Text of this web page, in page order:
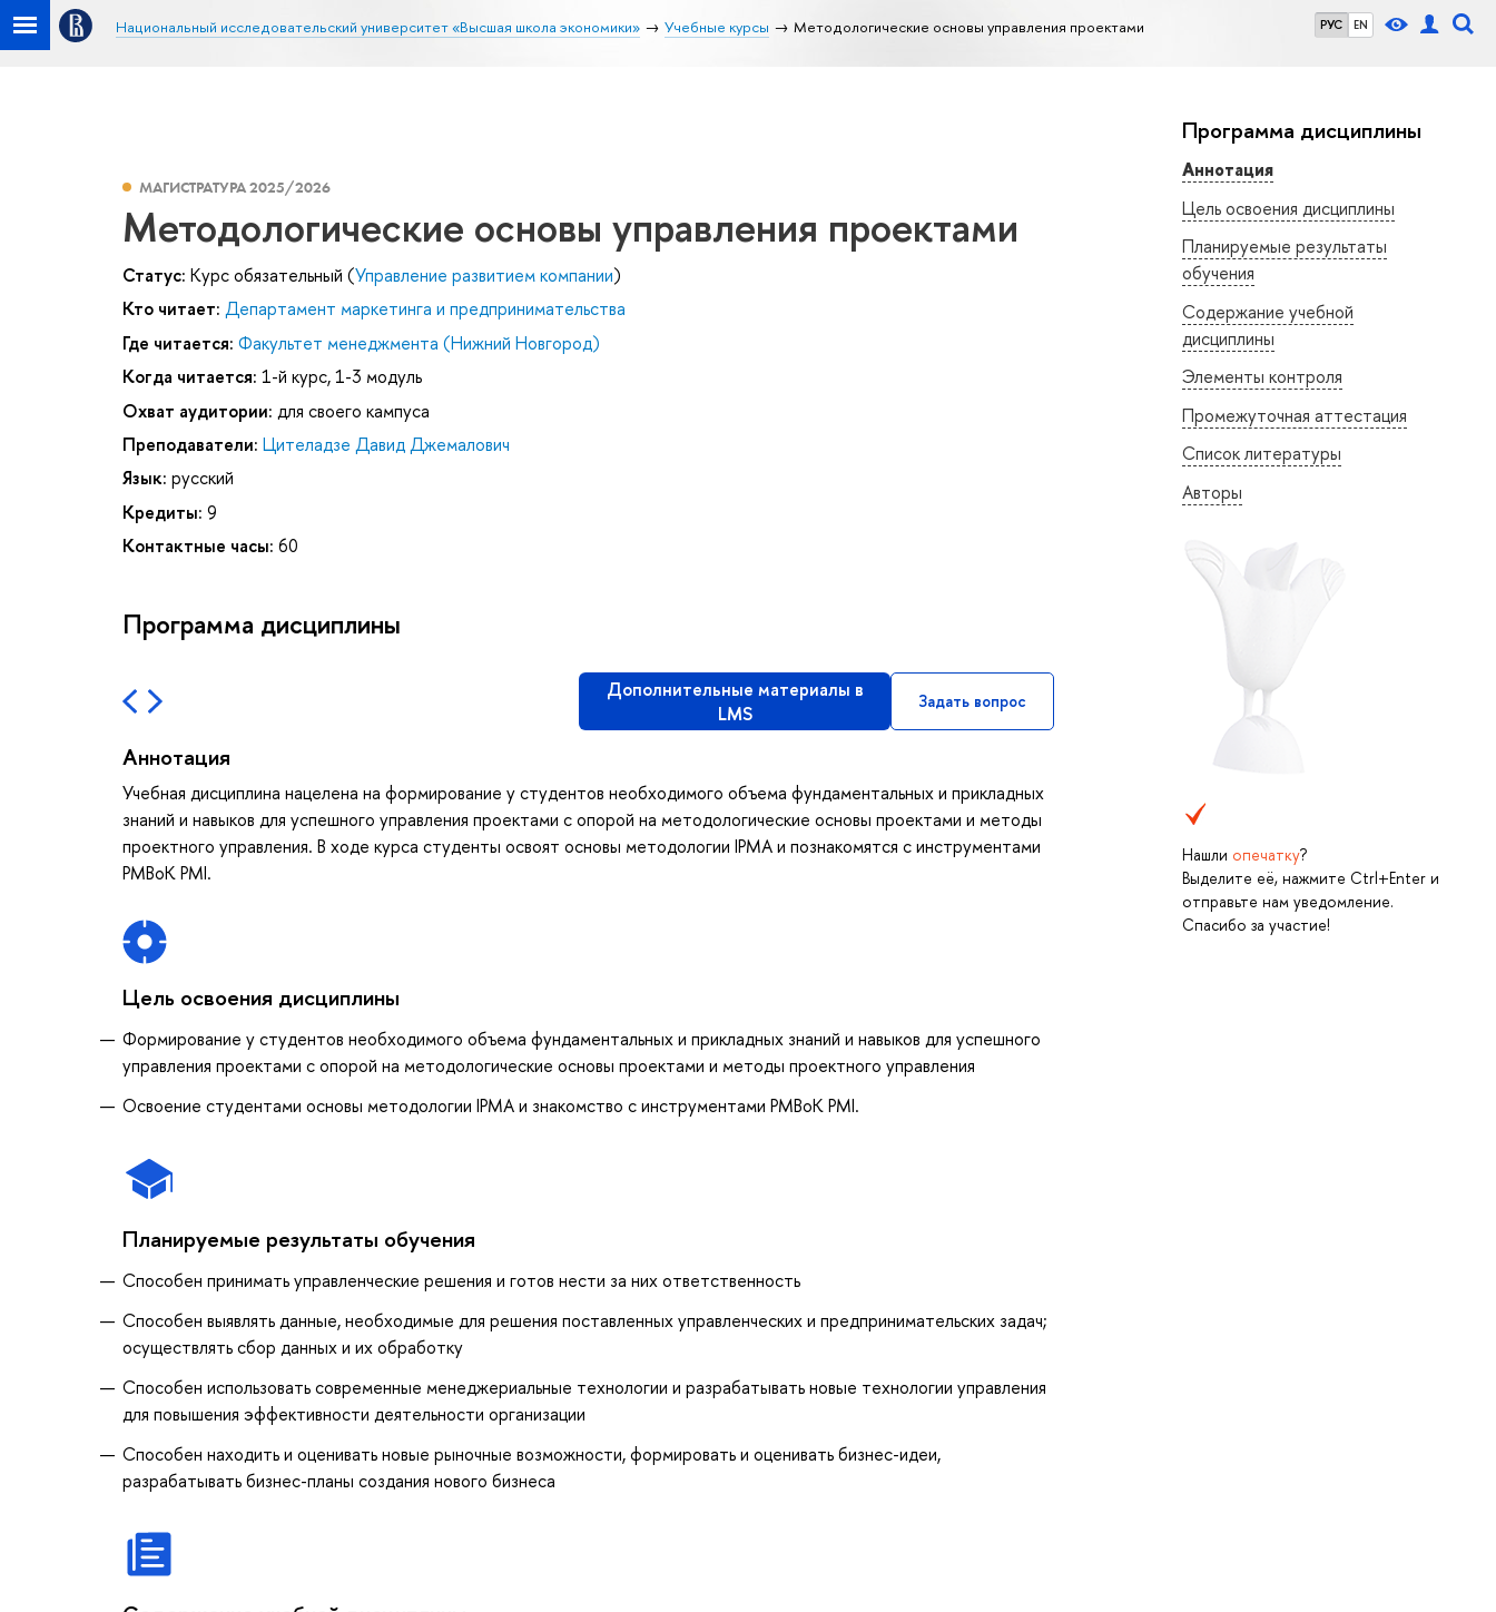
РУС EN
Национальный исследовательский университет «Высшая школа экономики» Учебные курсы Методологические основы управления проектами
Программа дисциплины
Аннотация
Цель освоения дисциплины
Планируемые результаты
обучения
Содержание учебной
дисциплины
Элементы контроля
Промежуточная аттестация
Список литературы
Авторы
Нашли опечатку?
Выделите её, нажмите Ctrl+Enter и
отправьте нам уведомление.
Спасибо за участие!
МАГИСТРАТУРА 2025/2026
Методологические основы управления проектами
Статус: Курс обязательный (Управление развитием компании)
Кто читает: Департамент маркетинга и предпринимательства
Где читается: Факультет менеджмента (Нижний Новгород)
Когда читается: 1-й курс, 1-3 модуль
Охват аудитории: для своего кампуса
Преподаватели: Цителадзе Давид Джемалович
Язык: русский
Кредиты: 9
Контактные часы: 60
Программа дисциплины
Дополнительные материалы в
LMS
Задать вопрос
Аннотация
Учебная дисциплина нацелена на формирование у студентов необходимого объема фундаментальных и прикладных
знаний и навыков для успешного управления проектами с опорой на методологические основы проектами и методы
проектного управления. В ходе курса студенты освоят основы методологии IPMA и познакомятся с инструментами
PMBoK PMI.
Цель освоения дисциплины
Формирование у студентов необходимого объема фундаментальных и прикладных знаний и навыков для успешного
управления проектами с опорой на методологические основы проектами и методы проектного управления
Освоение студентами основы методологии IPMA и знакомство с инструментами PMBoK PMI.
Планируемые результаты обучения
Способен принимать управленческие решения и готов нести за них ответственность
Способен выявлять данные, необходимые для решения поставленных управленческих и предпринимательских задач;
осуществлять сбор данных и их обработку
Способен использовать современные менеджериальные технологии и разрабатывать новые технологии управления
для повышения эффективности деятельности организации
Способен находить и оценивать новые рыночные возможности, формировать и оценивать бизнес-идеи,
разрабатывать бизнес-планы создания нового бизнеса